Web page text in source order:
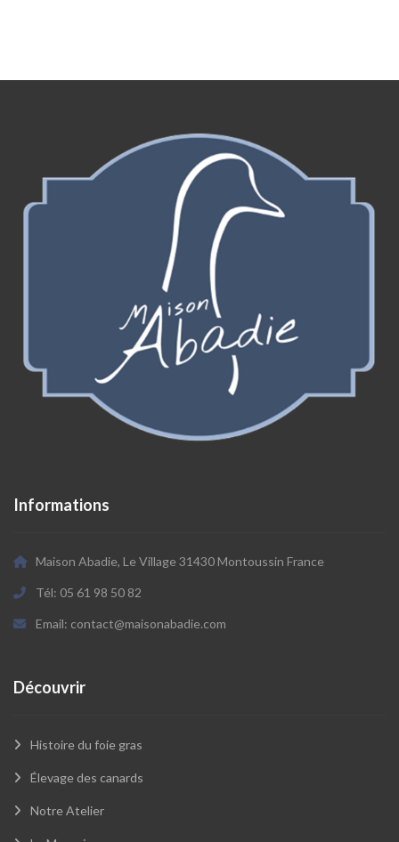
Informations
Maison Abadie, Le Village 31430 Montoussin France
Tél: 05 61 98 50 82
Email: contact@maisonabadie.com
Découvrir
Histoire du foie gras
Élevage des canards
Notre Atelier